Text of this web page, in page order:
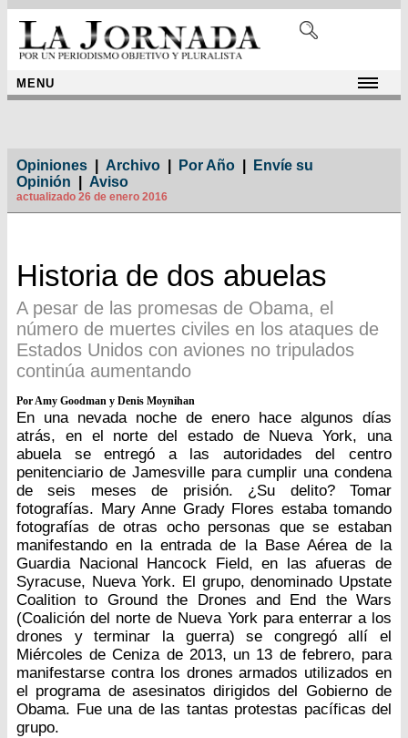
MENU
Opiniones Archivo Por Año
Envíe su
Opinión
Aviso
actualizado 26 de enero 2016
Historia de dos abuelas
A pesar de las promesas de Obama, el
número de muertes civiles en los ataques de
Estados Unidos con aviones no tripulados
continúa aumentando
Por Amy Goodman y Denis Moynihan
En una nevada noche de enero hace algunos días
atrás, en el norte del estado de Nueva York, una
abuela se entregó a las autoridades del centro
penitenciario de Jamesville para cumplir una condena
de seis meses de prisión. ¿Su delito? Tomar
fotografías. Mary Anne Grady Flores estaba tomando
fotografías de otras ocho personas que se estaban
manifestando en la entrada de la Base Aérea de la
Guardia Nacional Hancock Field, en las afueras de
Syracuse, Nueva York. El grupo, denominado Upstate
Coalition to Ground the Drones and End the Wars
(Coalición del norte de Nueva York para enterrar a los
drones y terminar la guerra) se congregó allí el
Miércoles de Ceniza de 2013, un 13 de febrero, para
manifestarse contra los drones armados utilizados en
el programa de asesinatos dirigidos del Gobierno de
Obama. Fue una de las tantas protestas pacíficas del
grupo.